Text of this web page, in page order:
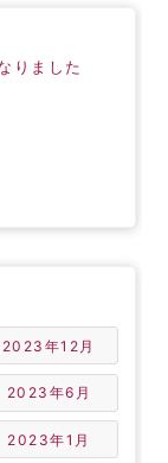
りました
2023年12月
2023年6月
2023年1月